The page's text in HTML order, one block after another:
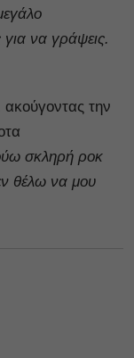
για να γράψεις.
ακούγοντας την
σκληρή ροκ
θέλω να μου